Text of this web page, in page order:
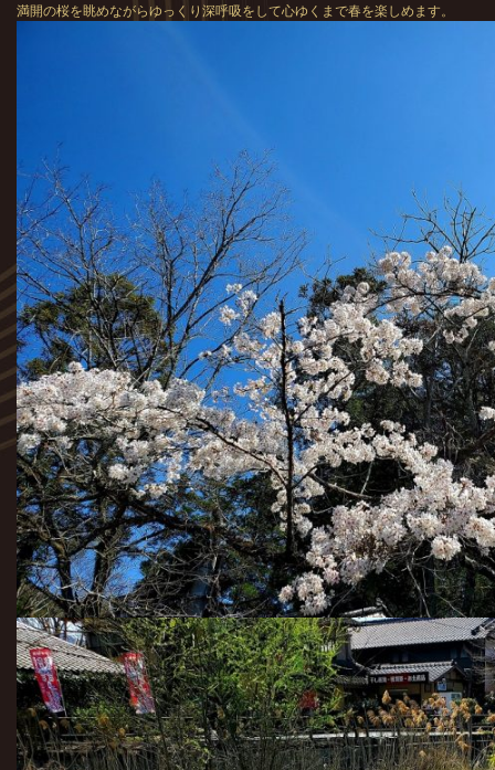
満開の桜を眺めながらゆっくり深呼吸をして心ゆくまで春を楽しめます。